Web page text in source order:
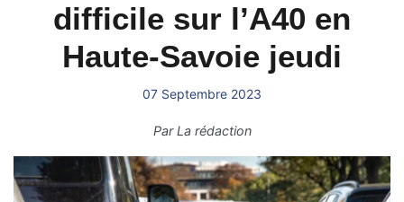
difficile sur l’A40 en
Haute-Savoie jeudi
07 Septembre 2023
ParLa rédaction